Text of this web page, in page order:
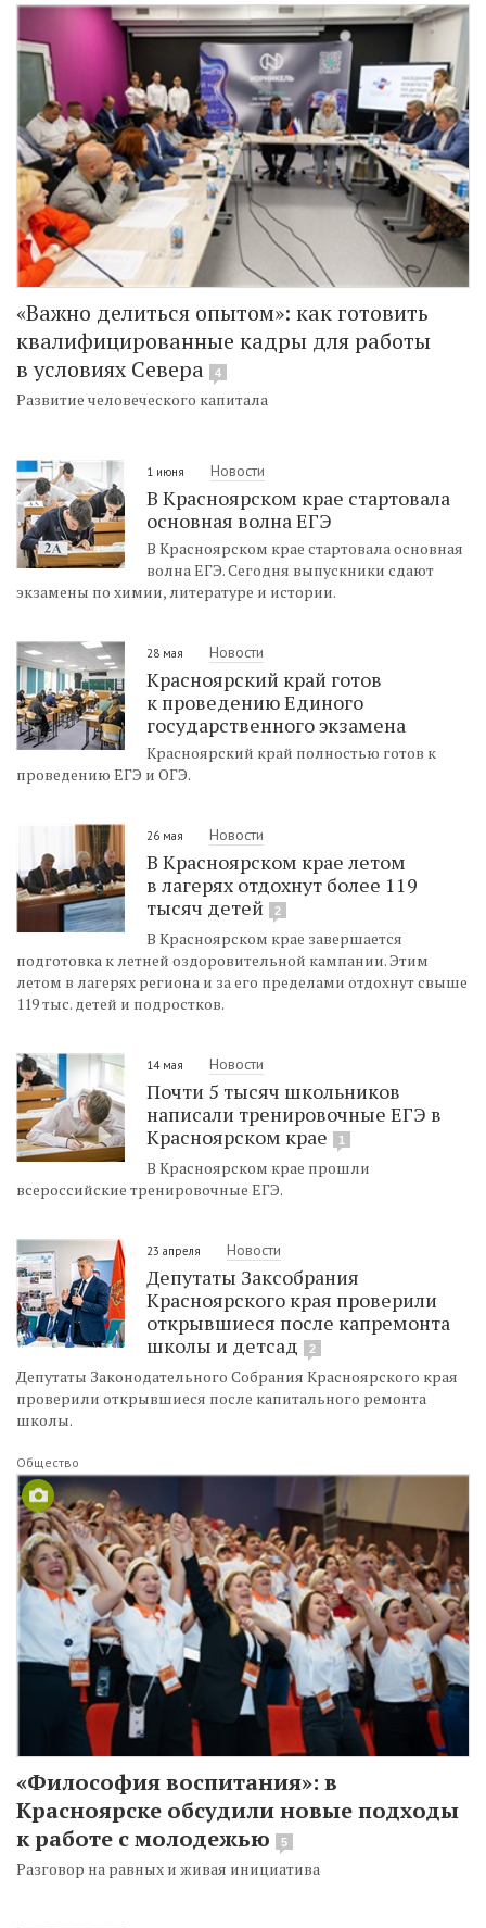
«Важно делиться опытом»: как готовить
квалифицированные кадры для работы
в условиях Севера
4
Развитие человеческого капитала
1 июня Новости
В Красноярском крае стартовала
основная волна ЕГЭ
В Красноярском крае стартовала основная
волна ЕГЭ. Сегодня выпускники сдают
экзамены по химии, литературе и истории.
28 мая Новости
Красноярский край готов
к проведению Единого
государственного экзамена
Красноярский край полностью готов к
проведению ЕГЭ и ОГЭ.
26 мая Новости
В Красноярском крае летом
в лагерях отдохнут более 119
тысяч детей
2
В Красноярском крае завершается
подготовка к летней оздоровительной кампании. Этим
летом в лагерях региона и за его пределами отдохнут свыше
119 тыс. детей и подростков.
14 мая Новости
Почти 5 тысяч школьников
написали тренировочные ЕГЭ в
Красноярском крае
1
В Красноярском крае прошли
всероссийские тренировочные ЕГЭ.
23 апреля Новости
Депутаты Заксобрания
Красноярского края проверили
открывшиеся после капремонта
школы и детсад
2
Депутаты Законодательного Собрания Красноярского края
проверили открывшиеся после капитального ремонта
школы.
Общество
«Философия воспитания»: в
Красноярске обсудили новые подходы
к работе с молодежью
5
Разговор на равных и живая инициатива